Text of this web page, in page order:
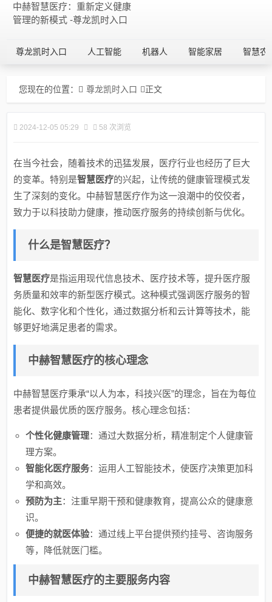
中赫智慧医疗：重新定义健康
管理的新模式 -尊龙凯时入口
尊龙凯时入口 人工智能 机器人 智能家居 智慧农
您现在的位置： 尊龙凯时入口 正文
2024-12-05 05:29 58 次浏览
在当今社会，随着技术的迅猛发展，医疗行业也经历了巨大
的变革。特别是智慧医疗的兴起，让传统的健康管理模式发
生了深刻的变化。中赫智慧医疗作为这一浪潮中的佼佼者，
致力于以科技助力健康，推动医疗服务的持续创新与优化。
什么是智慧医疗？
智慧医疗是指运用现代信息技术、医疗技术等，提升医疗服
务质量和效率的新型医疗模式。这种模式强调医疗服务的智
能化、数字化和个性化，通过数据分析和云计算等技术，能
够更好地满足患者的需求。
中赫智慧医疗的核心理念
中赫智慧医疗秉承“以人为本，科技兴医”的理念，旨在为每位
患者提供最优质的医疗服务。核心理念包括：
个性化健康管理：通过大数据分析，精准制定个人健康管
理方案。
智能化医疗服务：运用人工智能技术，使医疗决策更加科
学和高效。
预防为主：注重早期干预和健康教育，提高公众的健康意
识。
便捷的就医体验：通过线上平台提供预约挂号、咨询服务
等，降低就医门槛。
中赫智慧医疗的主要服务内容